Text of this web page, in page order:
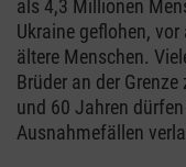
als 4,3 Millionen
Ukraine geflohen,
ältere Menschen.
Brüder an der
und 60 Jahren
Ausnahmefällen